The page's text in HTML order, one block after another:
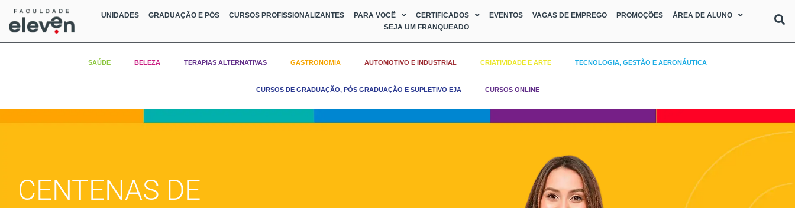
UNIDADES GRADUAÇÃO E PÓS CURSOS PROFISSIONALIZANTES PARA VOCÊ CERTIFICADOS EVENTOS VAGAS DE EMPREGO PROMOÇÕES
ÁREA DE ALUNO
SEJA UM FRANQUEADO
SAÚDE BELEZA TERAPIAS ALTERNATIVAS GASTRONOMIA AUTOMOTIVO E INDUSTRIAL CRIATIVIDADE E ARTE TECNOLOGIA, GESTÃO E AERONÁUTICA
CURSOS DE GRADUAÇÃO, PÓS GRADUAÇÃO E SUPLETIVO EJA CURSOS ONLINE
CENTENAS DE